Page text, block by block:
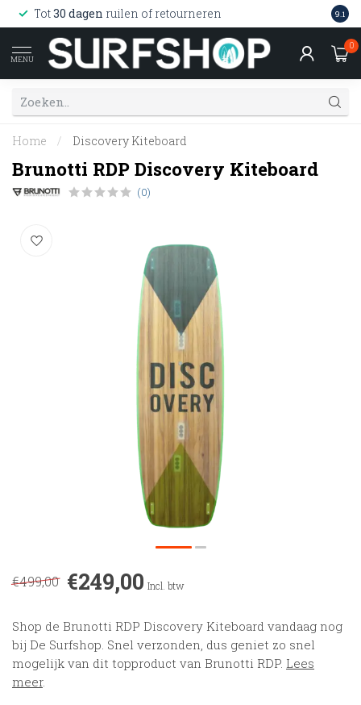
Tot30 dagen ruilen of retourneren 9.1
MENU
0
Home / Discovery Kiteboard
Brunotti RDP Discovery Kiteboard
(0)
€499,00 €249,00 Incl. btw
Shop de Brunotti RDP Discovery Kiteboard vandaag nog
bij De Surfshop. Snel verzonden, dus geniet zo snel
mogelijk van dit topproduct van Brunotti RDP. Lees
meer.